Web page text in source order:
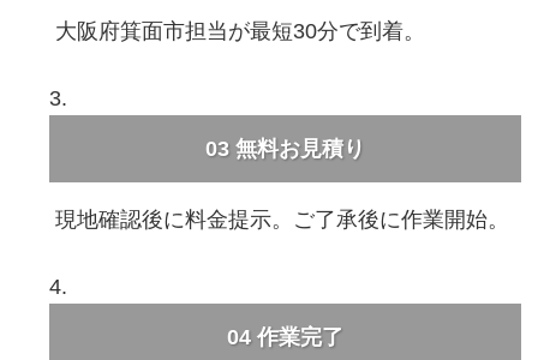
大阪府箕面市担当が最短30分で到着。
03無料お見積り
現地確認後に料金提示。ご了承後に作業開始。
04作業完了